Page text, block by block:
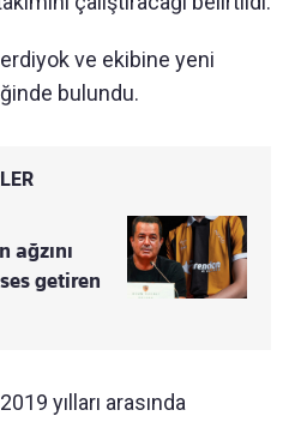
ve ekibine yeni
bulundu.
ağzını
getiren
yılları arasında